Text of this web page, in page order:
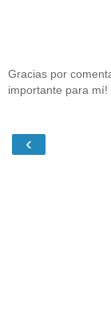
Gracias por
importante para mí!
‹